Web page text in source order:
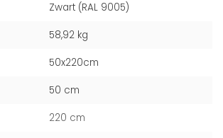
Zwart (RAL 9005)
58,92 kg
50x220cm
50 cm
220 cm